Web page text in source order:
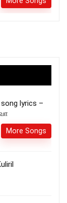
lyrics –
More Songs